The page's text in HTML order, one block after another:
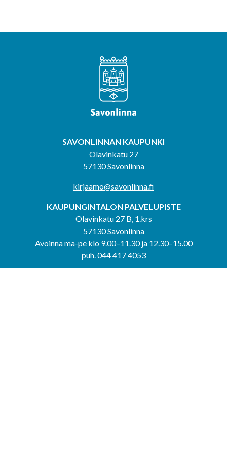
SAVONLINNAN KAUPUNKI
Olavinkatu 27
57130 Savonlinna
kirjaamo@savonlinna.fi
KAUPUNGINTALON PALVELUPISTE
Olavinkatu 27 B, 1.krs
57130 Savonlinna
Avoinna ma-pe klo 9.00–11.30 ja 12.30–15.00
puh. 044 417 4053